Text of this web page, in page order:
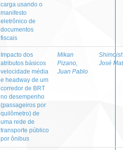
carga usando o
manifesto
eletrônico de
documentos
fiscais
Impacto dos
atributos básicos
velocidade média
e headway de um
corredor de BRT
no desempenho
(passageiros por
quilômetro) de
uma rede de
transporte público
por ônibus
Mikan
Pizano,
Juan Pablo
José